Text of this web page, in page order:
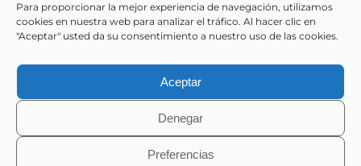
Para proporcionar la mejor experiencia de navegación, utilizamos
cookies en nuestra web para analizar el tráfico. Al hacer clic en
"Aceptar" usted da su consentimiento a nuestro uso de las cookies.
Aceptar
Denegar
Preferencias
© Copyright 1993 -2026 | Sigesa Sistemas de Gestión
Sanitaria | All Rights Reserved